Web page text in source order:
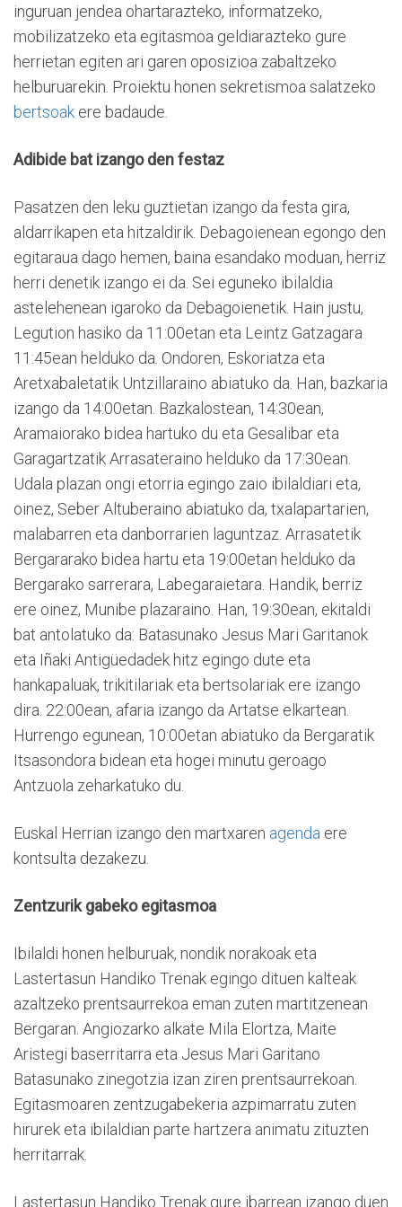
inguruan jendea ohartarazteko, informatzeko,
mobilizatzeko eta egitasmoa geldiarazteko gure
herrietan egiten ari garen oposizioa zabaltzeko
helburuarekin. Proiektu honen sekretismoa salatzeko
bertsoak ere badaude.
Adibide bat izango den festaz
Pasatzen den leku guztietan izango da festa gira,
aldarrikapen eta hitzaldirik. Debagoienean egongo den
egitaraua dago hemen, baina esandako moduan, herriz
herri denetik izango ei da. Sei eguneko ibilaldia
astelehenean igaroko da Debagoienetik. Hain justu,
Legution hasiko da 11:00etan eta Leintz Gatzagara
11:45ean helduko da. Ondoren, Eskoriatza eta
Aretxabaletatik Untzillaraino abiatuko da. Han, bazkaria
izango da 14:00etan. Bazkalostean, 14:30ean,
Aramaiorako bidea hartuko du eta Gesalibar eta
Garagartzatik Arrasateraino helduko da 17:30ean.
Udala plazan ongi etorria egingo zaio ibilaldiari eta,
oinez, Seber Altuberaino abiatuko da, txalapartarien,
malabarren eta danborrarien laguntzaz. Arrasatetik
Bergararako bidea hartu eta 19:00etan helduko da
Bergarako sarrerara, Labegaraietara. Handik, berriz
ere oinez, Munibe plazaraino. Han, 19:30ean, ekitaldi
bat antolatuko da: Batasunako Jesus Mari Garitanok
eta Iñaki Antigüedadek hitz egingo dute eta
hankapaluak, trikitilariak eta bertsolariak ere izango
dira. 22:00ean, afaria izango da Artatse elkartean.
Hurrengo egunean, 10:00etan abiatuko da Bergaratik
Itsasondora bidean eta hogei minutu geroago
Antzuola zeharkatuko du.
Euskal Herrian izango den martxaren agenda ere
kontsulta dezakezu.
Zentzurik gabeko egitasmoa
Ibilaldi honen helburuak, nondik norakoak eta
Lastertasun Handiko Trenak egingo dituen kalteak
azaltzeko prentsaurrekoa eman zuten martitzenean
Bergaran. Angiozarko alkate Mila Elortza, Maite
Aristegi baserritarra eta Jesus Mari Garitano
Batasunako zinegotzia izan ziren prentsaurrekoan.
Egitasmoaren zentzugabekeria azpimarratu zuten
hirurek eta ibilaldian parte hartzera animatu zituzten
herritarrak.
Lastertasun Handiko Trenak gure ibarrean izango duen